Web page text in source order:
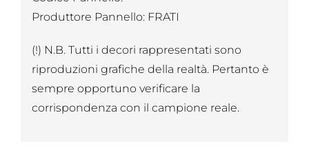
Produttore Pannello: FRATI
(!) N.B. Tutti i decori rappresentati sono
riproduzioni grafiche della realtà. Pertanto è
sempre opportuno verificare la
corrispondenza con il campione reale.